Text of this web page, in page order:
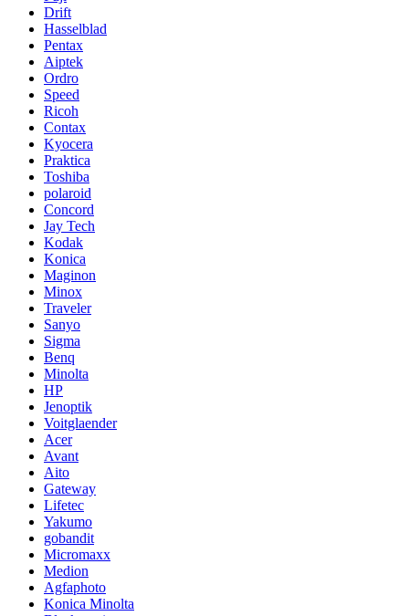
Drift
Hasselblad
Pentax
Aiptek
Ordro
Speed
Ricoh
Contax
Kyocera
Praktica
Toshiba
polaroid
Concord
Jay Tech
Kodak
Konica
Maginon
Minox
Traveler
Sanyo
Sigma
Benq
Minolta
HP
Jenoptik
Voitglaender
Acer
Avant
Aito
Gateway
Lifetec
Yakumo
gobandit
Micromaxx
Medion
Agfaphoto
Konica Minolta